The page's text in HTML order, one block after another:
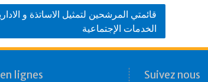
قائمتي المرشحين لتمثيل الاساتذة و
الخدمات الإجتماعية
lignes Suivez nous